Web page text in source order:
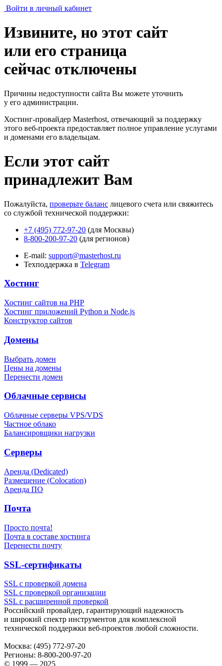
Войти в личный кабинет
Извините, но этот сайт
или его страница
сейчас отключены
Причины недоступности сайта Вы можете уточнить
у его администрации.
Хостинг-провайдер Masterhost, отвечающий за поддержку
этого веб-проекта предоставляет полное управление услугами
и доменами его владельцам.
Если этот сайт
принадлежит Вам
Пожалуйста, проверьте баланс лицевого счета или свяжитесь
со службой технической поддержки:
+7 (495) 772-97-20 (для Москвы)
8-800-200-97-20 (для регионов)
E-mail: support@masterhost.ru
Техподдержка в Telegram
Хостинг
Хостинг сайтов на PHP
Хостинг приложений Python и Node.js
Конструктор сайтов
Домены
Выбрать домен
Цены на домены
Перенести домен
Облачные сервисы
Облачные серверы VPS/VDS
Частное облако
Балансировщики нагрузки
Серверы
Аренда (Dedicated)
Размещение (Colocation)
Аренда ПО
Почта
Просто почта!
Почта в составе хостинга
Перенести почту
SSL-сертификаты
SSL с проверкой домена
SSL с проверкой организации
SSL с расширенной проверкой
Российский провайдер, гарантирующий надежность
и широкий спектр инструментов для комплексной
технической поддержки веб-проектов любой сложности.
Москва: (495) 772-97-20
Регионы: 8-800-200-97-20
© 1999 — 2025